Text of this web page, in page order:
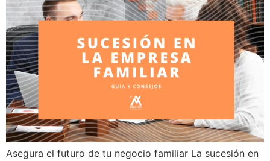
Asegura el futuro de tu negocio familiar La sucesión en